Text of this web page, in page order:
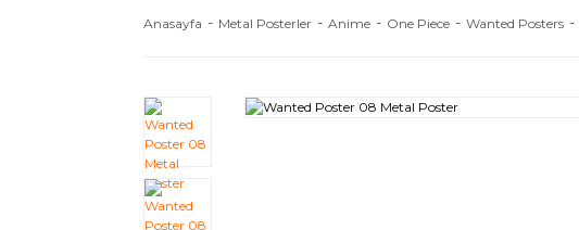
Anasayfa Metal Posterler Anime One Piece Wanted Posters